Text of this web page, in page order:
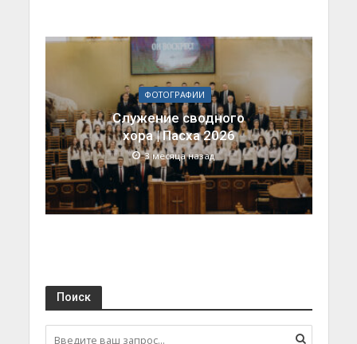
ФОТОГРАФИИ
Служение сводного
хора | Пасха 2026
3 месяца назад
Поиск